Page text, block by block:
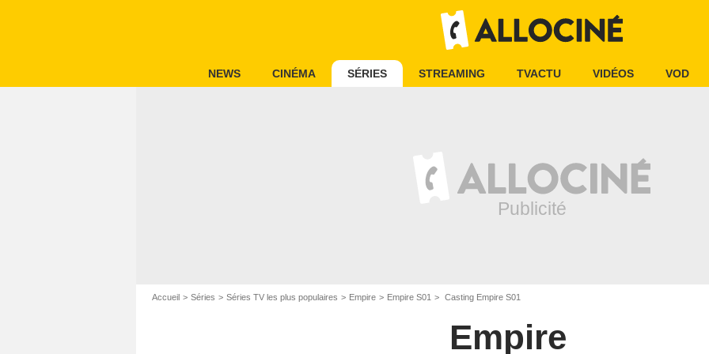
NEWS CINÉMA SÉRIES STREAMING TVACTU VIDÉOS VOD
Accueil Séries Séries TV les plus populaires Empire Empire S01 Casting Empire S01
Empire